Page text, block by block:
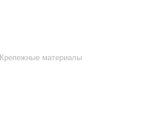
Крепежные материалы